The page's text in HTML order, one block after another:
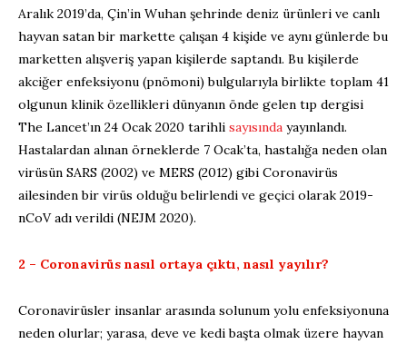
Aralık 2019’da, Çin’in Wuhan şehrinde deniz ürünleri ve canlı
hayvan satan bir markette çalışan 4 kişide ve aynı günlerde bu
marketten alışveriş yapan kişilerde saptandı. Bu kişilerde
akciğer enfeksiyonu (pnömoni) bulgularıyla birlikte toplam 41
olgunun klinik özellikleri dünyanın önde gelen tıp dergisi
The Lancet’ın 24 Ocak 2020 tarihli sayısında yayınlandı.
Hastalardan alınan örneklerde 7 Ocak’ta, hastalığa neden olan
virüsün SARS (2002) ve MERS (2012) gibi Coronavirüs
ailesinden bir virüs olduğu belirlendi ve geçici olarak 2019-
nCoV adı verildi (NEJM 2020).
2 – Coronavirüs nasıl ortaya çıktı, nasıl yayılır?
Coronavirüsler insanlar arasında solunum yolu enfeksiyonuna
neden olurlar; yarasa, deve ve kedi başta olmak üzere hayvan